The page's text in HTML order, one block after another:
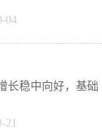
，经济总体延续恢
济恢复基础。其
就业保民生意义重
撑了4.4亿城镇就
-04
长稳中向好，基础
-21